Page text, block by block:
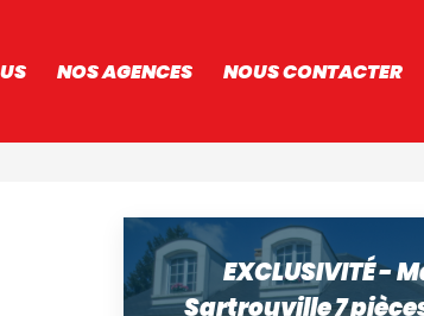
NOS AGENCES NOUS CONTACTER
EXCLUSIVITÉ -
Sartrouville 7